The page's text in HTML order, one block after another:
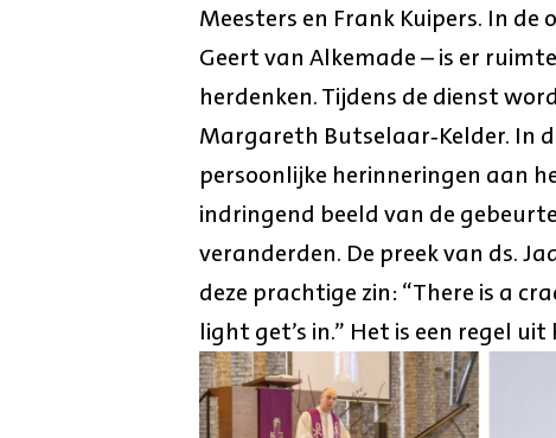
Meesters en Frank Kuipers. In
Geert van Alkemade – is er
herdenken. Tijdens de dienst
Margareth Butselaar‑Kelder. In
persoonlijke herinneringen aan
indringend beeld van de
veranderden. De preek van ds.
deze prachtige zin: “There is a
light get’s in.” Het is een regel uit